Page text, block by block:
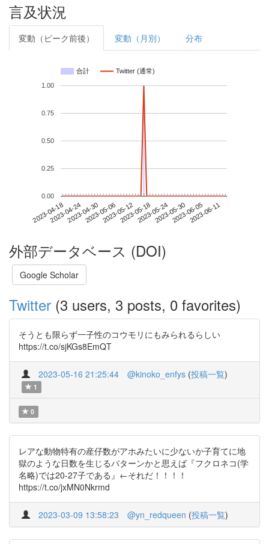
言及状況
変動（ピーク前後） 変動（月別） 分布
合計 Twitter (通常)
2023-04-182023-04-242023-04-302023-05-062023-05-122023-05-182023-05-242023-05-302023-06-052023-06-11
0.00
0.25
0.50
0.75
1.00
外部データベース (DOI)
Google Scholar
Twitter (3 users, 3 posts, 0 favorites)
そうとも限らず一子性のコウモリにもみられるらしい
https://t.co/sjKGs8EmQT
2023-05-16 21:25:44 @kinoko_enfys (投稿一覧)
1
0
レアな動物特有の産仔数がアホみたいに少ないか子育てに地
獄のような日数を生じるパターンかと思えば『フクロネコ(学
名略)では20-27子である』←それだ！！！！
https://t.co/jxMN0Nkrmd
2023-03-09 13:58:23 @yn_redqueen (投稿一覧)